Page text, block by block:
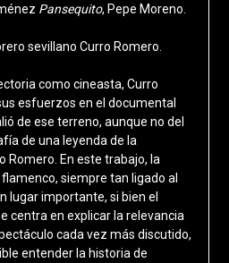
Pansequito, Pepe Moreno.
sevillano Curro Romero.
como cineasta, Curro
esfuerzos en el documental
de ese terreno, aunque no del
de una leyenda de la
Romero. En este trabajo, la
siempre tan ligado al
lugar importante, si bien el
centra en explicar la relevancia
cada vez más discutido,
entender la historia de